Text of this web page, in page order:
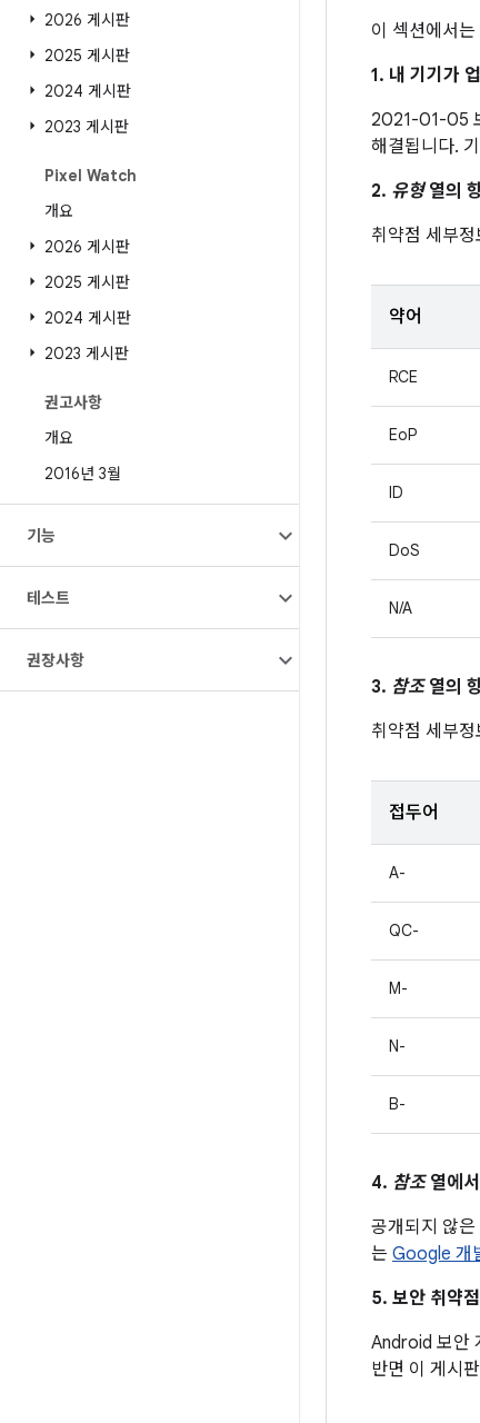
2026 게시판
2025 게시판
2024 게시판
2023 게시판
Pixel Watch
개요
2026 게시판
2025 게시판
2024 게시판
2023 게시판
권고사항
개요
2016년 3월
기능
테스트
권장사항
이 섹션에서
1. 내 기기가
2021-01-05
해결됩니다.
2. 유형열의
취약점 세부정
약어
RCE
EoP
ID
DoS
N/A
3. 참조열의
취약점 세부정
접두어
A-
QC-
M-
N-
B-
4. 참조열에
공개되지 않은
는 Google 개
5. 보안 취약
Android 보안
반면 이 게시